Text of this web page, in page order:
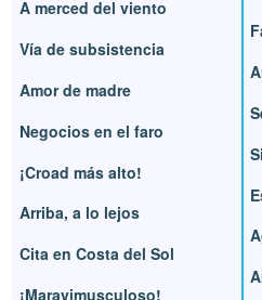
A merced del viento
Vía de subsistencia
Amor de madre
Negocios en el faro
¡Croad más alto!
Arriba, a lo lejos
Cita en Costa del Sol
¡Maravimusculoso!